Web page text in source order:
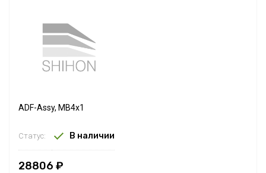
ADF-Assy, MB4x1
Статус: В наличии
28806 ₽